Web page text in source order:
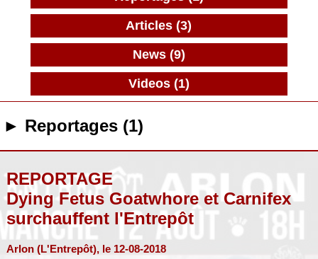
Articles (3)
News (9)
Videos (1)
► Reportages (1)
REPORTAGE
Dying Fetus Goatwhore et Carnifex
surchauffent l'Entrepôt
Arlon (L'Entrepôt), le 12-08-2018